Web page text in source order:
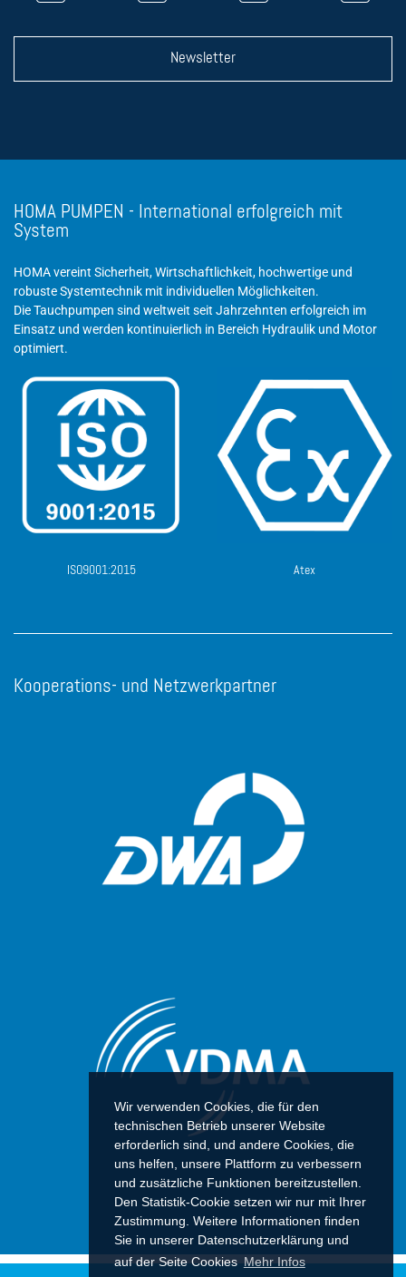
Wir verwenden Cookies, die für den
technischen Betrieb unserer Website
erforderlich sind, und andere Cookies, die
uns helfen, unsere Plattform zu verbessern
und zusätzliche Funktionen bereitzustellen.
Den Statistik-Cookie setzen wir nur mit Ihrer
Zustimmung. Weitere Informationen finden
Sie in unserer Datenschutzerklärung und
auf der Seite CookiesMehr Infos
Newsletter
HOMA PUMPEN - International erfolgreich mit
System
HOMA vereint Sicherheit, Wirtschaftlichkeit, hochwertige und
robuste Systemtechnik mit individuellen Möglichkeiten.
Die Tauchpumpen sind weltweit seit Jahrzehnten erfolgreich im
Einsatz und werden kontinuierlich in Bereich Hydraulik und Motor
optimiert.
ISO9001:2015 Atex
Kooperations- und Netzwerkpartner